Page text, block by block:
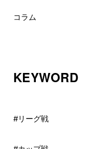
コラム
KEYWORD
#リーグ戦